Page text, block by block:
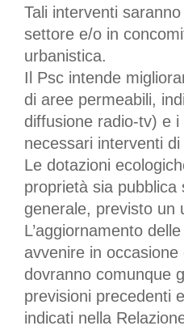
Tali interventi
settore e/o in
urbanistica.
Il Psc intende
di aree permeabili,
diffusione radio-tv) e
necessari interventi
Le dotazioni
proprietà sia
generale, previsto un
L’aggiornamento
avvenire in
dovranno comunque
previsioni precedenti
indicati nella